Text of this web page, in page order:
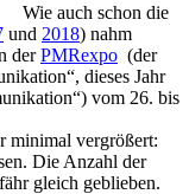
Wie auch schon die
und 2018) nahm
derPMRexpo (der
dieses Jahr
vom 26. bis
minimal vergrößert:
Die Anzahl der
gleich geblieben.